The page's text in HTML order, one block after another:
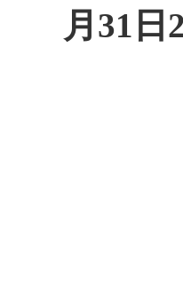
月31日